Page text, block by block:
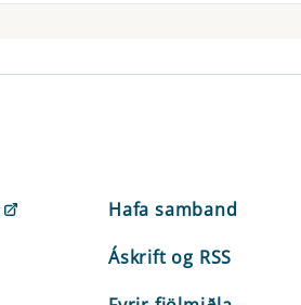
Hafa samband
Áskrift og RSS